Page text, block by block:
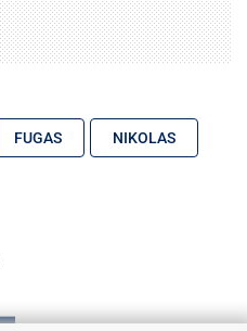
FUGAS NIKOLAS